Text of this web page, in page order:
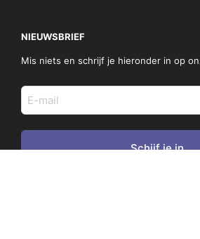
NIEUWSBRIEF
Mis niets en schrijf je hieronder in op
E-
mail
adres